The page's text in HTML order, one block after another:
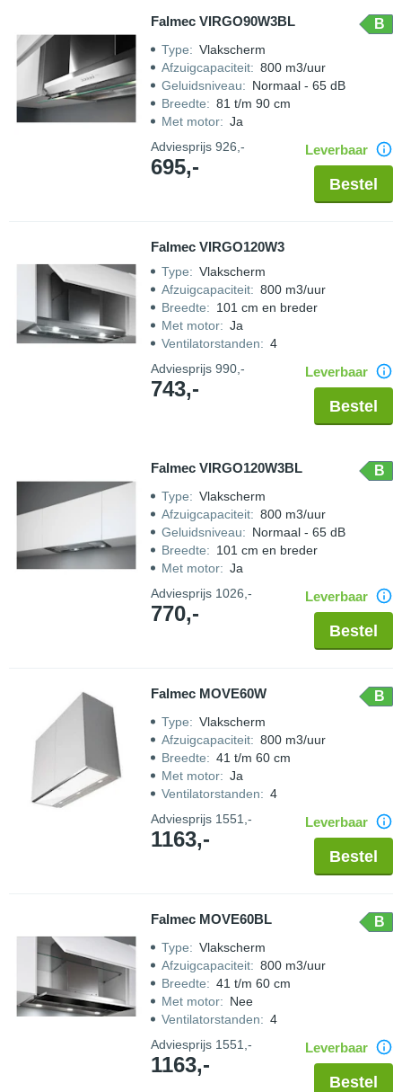
Falmec VIRGO90W3BL B
Type: Vlakscherm
Afzuigcapaciteit: 800 m3/uur
Geluidsniveau: Normaal - 65 dB
Breedte: 81 t/m 90 cm
Met motor: Ja
Adviesprijs 926,-
695,-
Leverbaar
Bestel
Falmec VIRGO120W3
Type: Vlakscherm
Afzuigcapaciteit: 800 m3/uur
Breedte: 101 cm en breder
Met motor: Ja
Ventilatorstanden: 4
Adviesprijs 990,-
743,-
Leverbaar
Bestel
Falmec VIRGO120W3BL B
Type: Vlakscherm
Afzuigcapaciteit: 800 m3/uur
Geluidsniveau: Normaal - 65 dB
Breedte: 101 cm en breder
Met motor: Ja
Adviesprijs 1026,-
770,-
Leverbaar
Bestel
Falmec MOVE60W B
Type: Vlakscherm
Afzuigcapaciteit: 800 m3/uur
Breedte: 41 t/m 60 cm
Met motor: Ja
Ventilatorstanden: 4
Adviesprijs 1551,-
1163,-
Leverbaar
Bestel
Falmec MOVE60BL B
Type: Vlakscherm
Afzuigcapaciteit: 800 m3/uur
Breedte: 41 t/m 60 cm
Met motor: Nee
Ventilatorstanden: 4
Adviesprijs 1551,-
1163,-
Leverbaar
Bestel